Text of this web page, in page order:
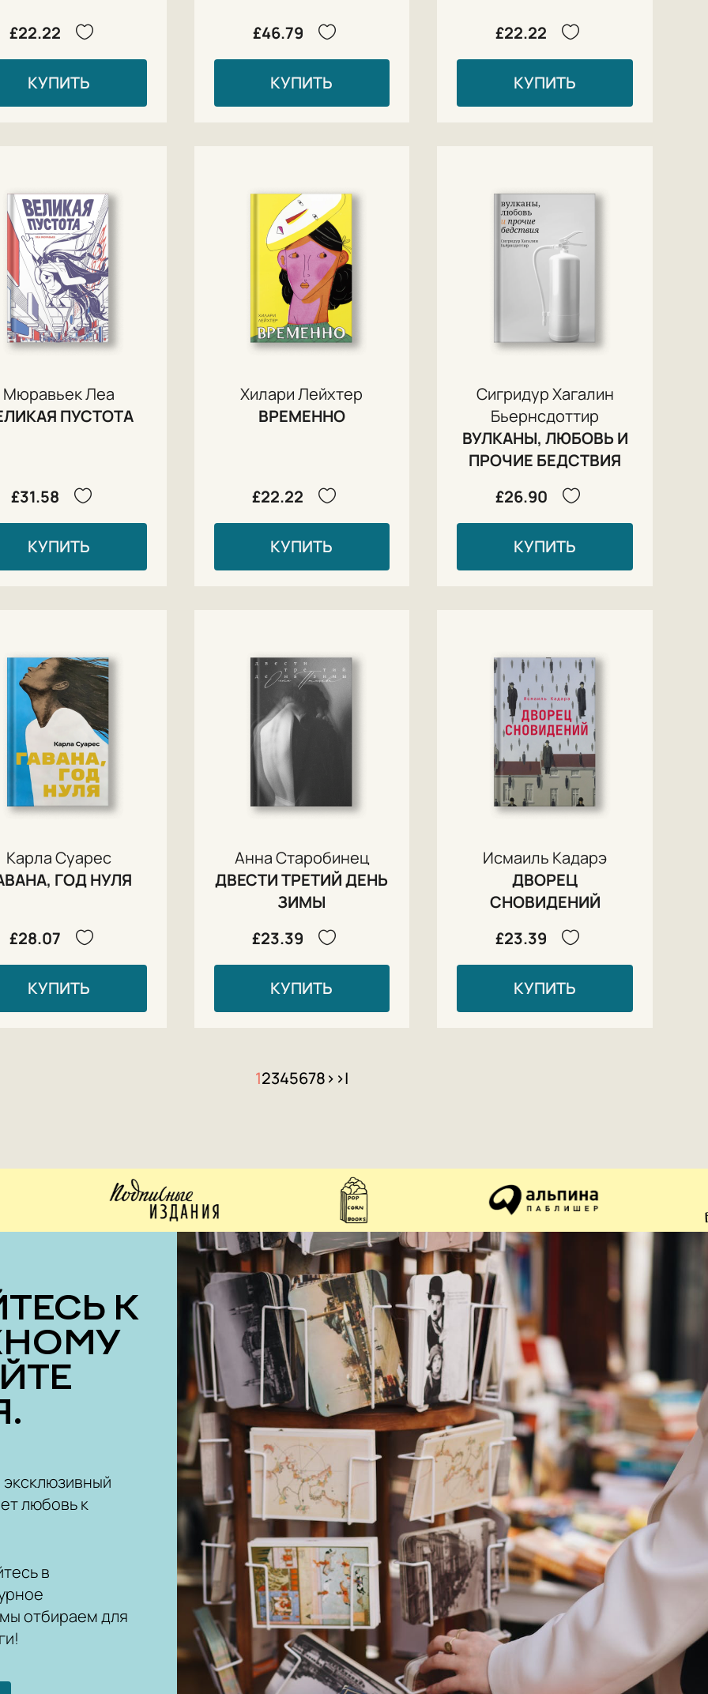
£22.22
КУПИТЬ
£46.79
КУПИТЬ
£22.22
КУПИТЬ
Мюравьек Леа
ПУСТОТА
£31.58
КУПИТЬ
Хилари Лейхтер
ВРЕМЕННО
£22.22
КУПИТЬ
Сигридур Хагалин
Бьернсдоттир
ВУЛКАНЫ, ЛЮБОВЬ И
ПРОЧИЕ БЕДСТВИЯ
£26.90
КУПИТЬ
Карла Суарес
ГОД НУЛЯ
£28.07
КУПИТЬ
Анна Старобинец
ДВЕСТИ ТРЕТИЙ ДЕНЬ
ЗИМЫ
£23.39
КУПИТЬ
Исмаиль Кадарэ
ДВОРЕЦ
СНОВИДЕНИЙ
£23.39
КУПИТЬ
12345678> >|
любовь к
в
отбираем для